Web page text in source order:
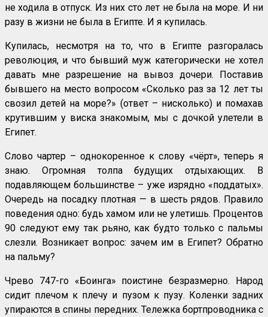
не ходила в отпуск. Из них сто лет не была на море. И ни
разу в жизни не была в Египте. И я купилась.
Купилась, несмотря на то, что в Египте разгоралась
революция, и что бывший муж категорически не хотел
давать мне разрешение на вывоз дочери. Поставив
бывшего на место вопросом «Сколько раз за 12 лет ты
свозил детей на море?» (ответ – нисколько) и помахав
крутившим у виска знакомым, мы с дочкой улетели в
Египет.
Слово чартер – однокоренное к слову «чёрт», теперь я
знаю. Огромная толпа будущих отдыхающих. В
подавляющем большинстве – уже изрядно «поддатых».
Очередь на посадку плотная — в шесть рядов. Правило
поведения одно: будь хамом или не улетишь. Процентов
90 следуют ему так рьяно, как будто только с пальмы
слезли. Возникает вопрос: зачем им в Египет? Обратно
на пальму?
Чрево 747-го «Боинга» поистине безразмерно. Народ
сидит плечом к плечу и пузом к пузу. Коленки задних
упираются в спины передних. Тележка бортпроводника с